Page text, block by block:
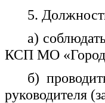
5.
а)
КСП МО «Город
б)
руководителя